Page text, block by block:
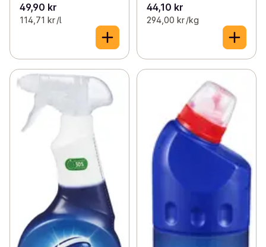
49,90 kr
114,71 kr /l
44,10 kr
294,00 kr /kg